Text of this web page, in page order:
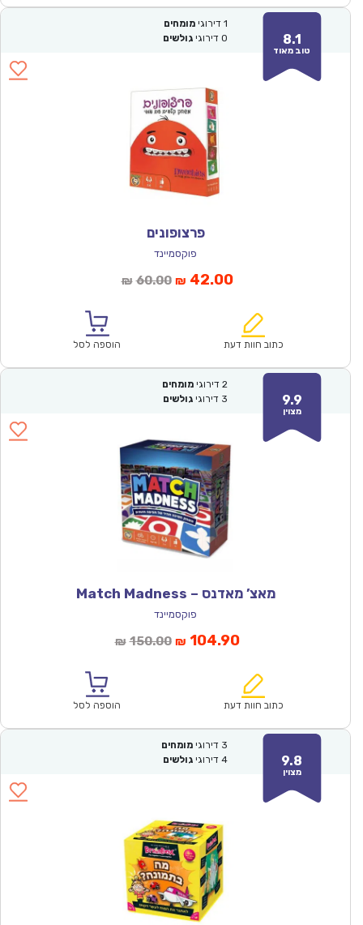
8.1
טוב מאוד
1 דירוגי מומחים
0 דירוגי גולשים
פרצופונים
פוקסמיינד
₪ 60.00המחיר
₪60.00.
₪ 42.00המחיר
הוא:
כתוב חוות דעת הוספה לסל
9.9
מצוין
2 דירוגי מומחים
3 דירוגי גולשים
מאצ’ מאדנס – Match Madness
פוקסמיינד
₪ 150.00המחיר
₪150.00.
₪ 104.90המחיר
הוא:
כתוב חוות דעת הוספה לסל
9.8
מצוין
3 דירוגי מומחים
4 דירוגי גולשים